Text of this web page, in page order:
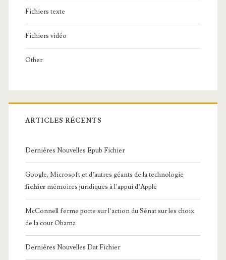
Fichiers texte
Fichiers vidéo
Other
ARTICLES RÉCENTS
Dernières Nouvelles Epub Fichier
Google, Microsoft et d’autres géants de la technologie
fichier mémoires juridiques à l’appui d’Apple
McConnell ferme porte sur l’action du Sénat sur les choix
de la cour Obama
Dernières Nouvelles Dat Fichier